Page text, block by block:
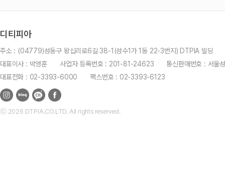
디티피아
주소 : (04779)성동구 왕십리로6길 38-1(성수1가 1동 22-3번지) DTPIA 빌딩
대표이사 : 박영훈
사업자 등록번호 : 201-81-24623
통신판매번호 : 서
대표전화 : 02-3393-6000
팩스번호 : 02-3393-6123
ⓒ 2026 DTPIA.CO.LTD. All rights reserved.